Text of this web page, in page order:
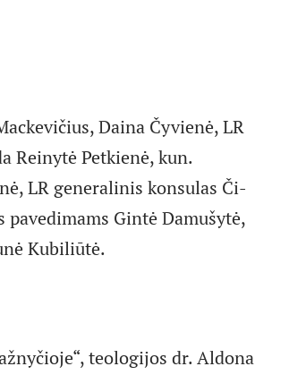
Daina Čyvienė, LR
Reinytė Petkienė, kun.
LR generalinis konsulas Či­
Gintė Damušytė,
Kubiliūtė.
teologijos dr. Aldona